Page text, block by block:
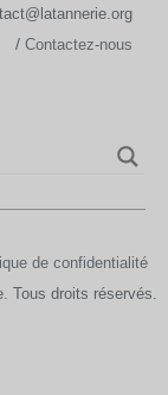
/ Contactez-nous
de confidentialité
Tous droits réservés.